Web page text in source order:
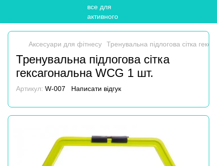
Аксесуари для фітнесу Тренувальна підлогова сітка
Тренувальна підлогова сітка
гексагональна WCG 1 шт.
Артикул: W-007 Написати відгук